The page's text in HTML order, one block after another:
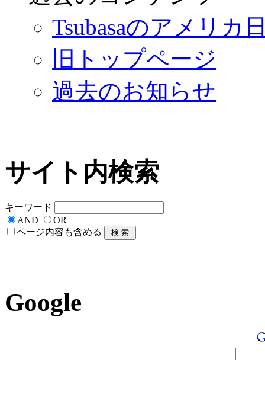
Tsubasaのアメリカ
旧トップページ
過去のお知らせ
サイト内検索
キーワード
AND
OR
ページ内容も含める
Google